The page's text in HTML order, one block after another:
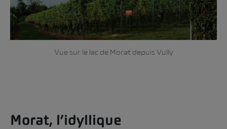
Vue sur le lac de Morat depuis Vully
Morat, l’idyllique